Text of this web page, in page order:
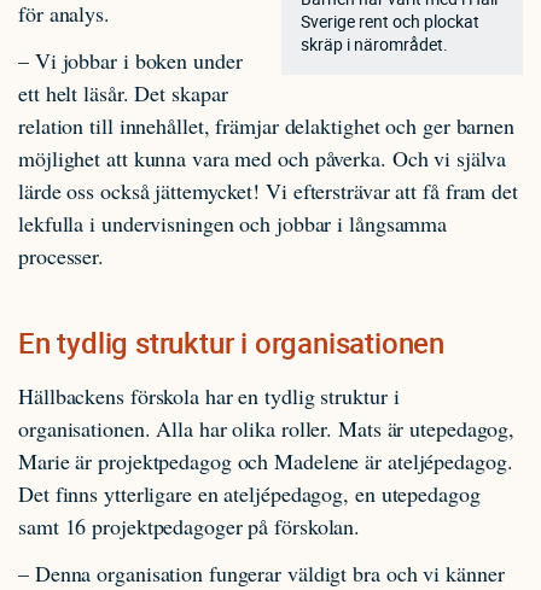
Sverige rent och plockat
skräp i närområdet.
för analys.
– Vi jobbar i boken under
ett helt läsår. Det skapar
relation till innehållet, främjar delaktighet och ger barnen
möjlighet att kunna vara med och påverka. Och vi själva
lärde oss också jättemycket! Vi eftersträvar att få fram det
lekfulla i undervisningen och jobbar i långsamma
processer.
En tydlig struktur i organisationen
Hällbackens förskola har en tydlig struktur i
organisationen. Alla har olika roller. Mats är utepedagog,
Marie är projektpedagog och Madelene är ateljépedagog.
Det finns ytterligare en ateljépedagog, en utepedagog
samt 16 projektpedagoger på förskolan.
– Denna organisation fungerar väldigt bra och vi känner